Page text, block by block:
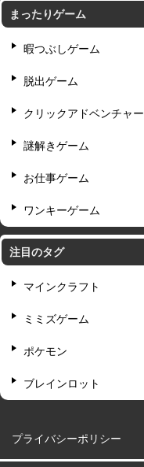
まったりゲーム
暇つぶしゲーム
脱出ゲーム
クリックアドベンチャー
謎解きゲーム
お仕事ゲーム
ワンキーゲーム
注目のタグ
マインクラフト
ミミズゲーム
ポケモン
ブレインロット
プライバシーポリシー